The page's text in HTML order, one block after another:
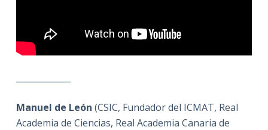
Manuel de León (CSIC, Fundador del ICMAT, Real
Academia de Ciencias, Real Academia Canaria de